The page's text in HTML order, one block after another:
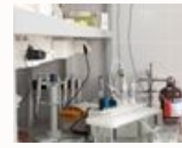
Související
články